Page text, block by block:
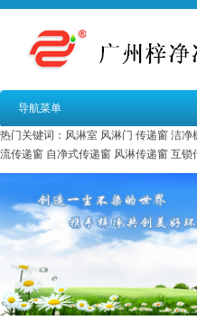
导航菜单
热门关键词： 风淋室 风淋门 传递窗 洁净
流传递窗 自净式传递窗 风淋传递窗 互锁